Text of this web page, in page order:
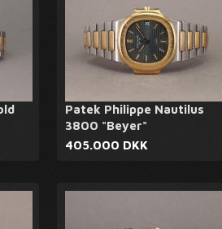
Patek Philippe Nautilus
3800 "Beyer"
405.000 DKK